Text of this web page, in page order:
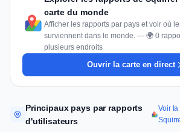
carte du monde
Afficher les rapports par pays et voir où
surviennent dans le monde. — 🌍 0
plusieurs endroits
Ouvrir la carte en direct
Principaux pays par rapports
d'utilisateurs
Voir